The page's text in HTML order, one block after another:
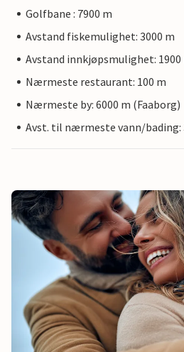
Golfbane : 7900 m
Avstand fiskemulighet: 3000 m
Avstand innkjøpsmulighet: 1900
Nærmeste restaurant: 100 m
Nærmeste by: 6000 m (Faaborg)
Avst. til nærmeste vann/bading: